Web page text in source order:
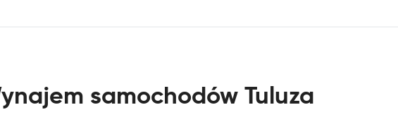
samochodów Tuluza